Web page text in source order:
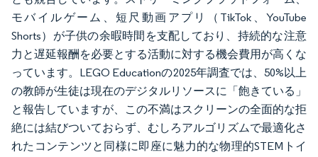
モバイルゲーム、短尺動画アプリ（TikTok、YouTube
Shorts）が子供の余暇時間を支配しており、持続的な注意
力と遅延報酬を必要とする活動に対する機会費用が高くな
っています。LEGO Educationの2025年調査では、50%以上
の教師が生徒は現在のデジタルリソースに「飽きている」
と報告していますが、この不満はスクリーンの全面的な拒
絶には結びついておらず、むしろアルゴリズムで最適化さ
れたコンテンツと同様に即座に魅力的な物理的STEMトイ